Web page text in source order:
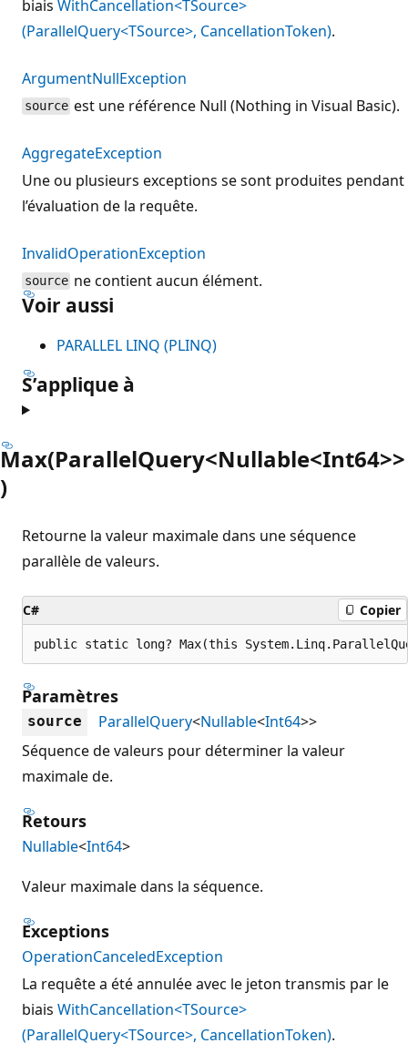
biais WithCancellation<TSource>
(ParallelQuery<TSource>, CancellationToken).
ArgumentNullException
source est une référence Null (Nothing in Visual Basic).
AggregateException
Une ou plusieurs exceptions se sont produites pendant
l’évaluation de la requête.
InvalidOperationException
source ne contient aucun élément.
Voir aussi
PARALLEL LINQ (PLINQ)
S’applique à
Max(ParallelQuery<Nullable<Int64>>
)
Retourne la valeur maximale dans une séquence
parallèle de valeurs.
C# Copier
public static long? Max(this
Paramètres
source ParallelQuery<Nullable<Int64>>
Séquence de valeurs pour déterminer la valeur
maximale de.
Retours
Nullable<Int64>
Valeur maximale dans la séquence.
Exceptions
OperationCanceledException
La requête a été annulée avec le jeton transmis par le
biais WithCancellation<TSource>
(ParallelQuery<TSource>, CancellationToken).